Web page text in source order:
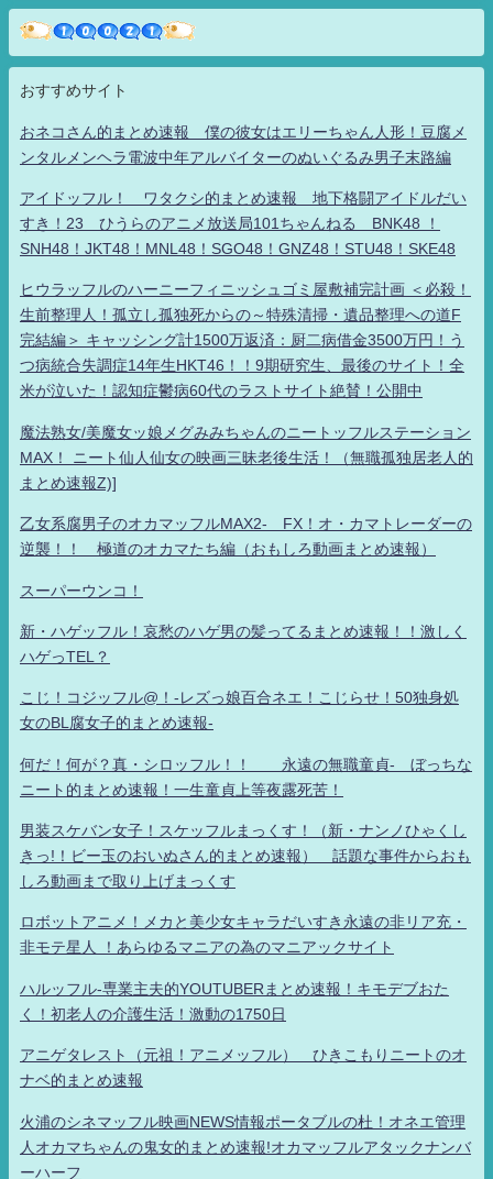
おすすめサイト
おネコさん的まとめ速報 僕の彼女はエリーちゃん人形！豆腐メ
ンタルメンヘラ電波中年アルバイターのぬいぐるみ男子末路編
アイドッフル！ ワタクシ的まとめ速報 地下格闘アイドルだい
すき！23 ひうらのアニメ放送局101ちゃんねる BNK48 ！
SNH48！JKT48！MNL48！SGO48！GNZ48！STU48！SKE48
ヒウラッフルのハーニーフィニッシュゴミ屋敷補完計画 ＜必殺！
生前整理人！孤立し孤独死からの～特殊清掃・遺品整理への道F
完結編＞ キャッシング計1500万返済：厨二病借金3500万円！う
つ病統合失調症14年生HKT46！！9期研究生、最後のサイト！全
米が泣いた！認知症鬱病60代のラストサイト絶賛！公開中
魔法熟女/美魔女ッ娘メグみみちゃんのニートッフルステーション
MAX！ ニート仙人仙女の映画三昧老後生活！（無職孤独居老人的
まとめ速報Z)]
乙女系腐男子のオカマッフルMAX2- FX！オ・カマトレーダーの
逆襲！！ 極道のオカマたち編（おもしろ動画まとめ速報）
スーパーウンコ！
新・ハゲッフル！哀愁のハゲ男の髪ってるまとめ速報！！激しく
ハゲっTEL？
こじ！コジッフル@！-レズっ娘百合ネエ！こじらせ！50独身処
女のBL腐女子的まとめ速報-
何だ！何が？真・シロッフル！！ 永遠の無職童貞- ぼっちな
ニート的まとめ速報！一生童貞上等夜露死苦！
男装スケバン女子！スケッフルまっくす！（新・ナンノひゃくし
きっ!！ビー玉のおいぬさん的まとめ速報） 話題な事件からおも
しろ動画まで取り上げまっくす
ロボットアニメ！メカと美少女キャラだいすき永遠の非リア充・
非モテ星人 ！あらゆるマニアの為のマニアックサイト
ハルッフル-専業主夫的YOUTUBERまとめ速報！キモデブおた
く！初老人の介護生活！激動の1750日
アニゲタレスト（元祖！アニメッフル） ひきこもりニートのオ
ナベ的まとめ速報
火浦のシネマッフル映画NEWS情報ポータブルの杜！オネエ管理
人オカマちゃんの鬼女的まとめ速報!オカマッフルアタックナンバ
ーハーフ